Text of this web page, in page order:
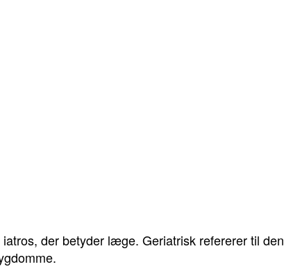
der betyder læge. Geriatrisk refererer til den